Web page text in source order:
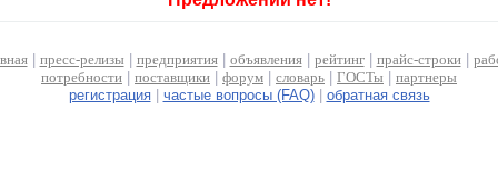
| пресс-релизы предприятия| объявления| рейтинг| прайс-строки|
потребности
поставщики форум словарь ГОСТы
партнеры
регистрация| частые вопросы (FAQ)| обратная связь